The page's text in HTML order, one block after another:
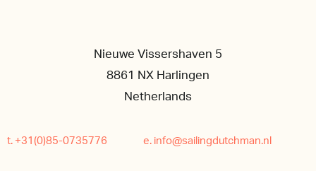
Nieuwe Vissershaven 5
8861 NX Harlingen
Netherlands
t. +31(0)85-0735776 e. info@sailingdutchman.nl